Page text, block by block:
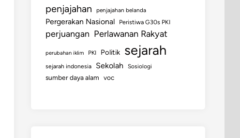
penjajahan penjajahan belanda
Pergerakan Nasional Peristiwa G30s PKI
perjuangan Perlawanan Rakyat
perubahan iklim PKI Politik sejarah
sejarah indonesia Sekolah Sosiologi
sumber daya alam voc